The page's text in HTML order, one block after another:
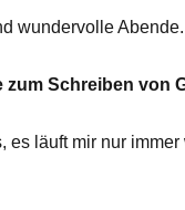
wundervolle Abende.
zum Schreiben von
es läuft mir nur